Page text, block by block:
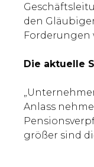
den
Forderungen
Die aktuelle
Anlass
größer sind